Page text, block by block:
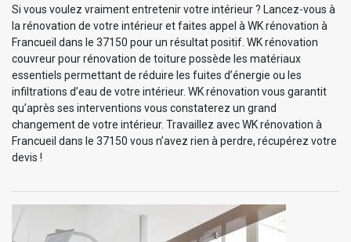
Si vous voulez vraiment entretenir votre intérieur ? Lancez-vous à
la rénovation de votre intérieur et faites appel à WK rénovation à
Francueil dans le 37150 pour un résultat positif. WK rénovation
couvreur pour rénovation de toiture possède les matériaux
essentiels permettant de réduire les fuites d’énergie ou les
infiltrations d’eau de votre intérieur. WK rénovation vous garantit
qu’après ses interventions vous constaterez un grand
changement de votre intérieur. Travaillez avec WK rénovation à
Francueil dans le 37150 vous n’avez rien à perdre, récupérez votre
devis !